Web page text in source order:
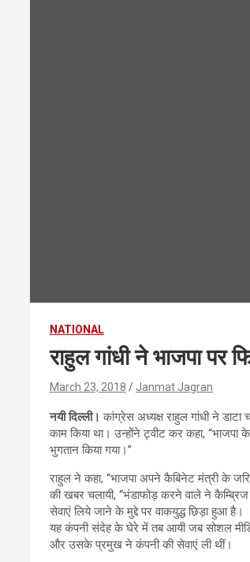
NATIONAL
राहुल गांधी ने भाजपा पर
March 23, 2018 Janmat Jagran
नयी दिल्ली। कांग्रेस अध्यक्ष राहुल गांधी ने
काम किया था। उन्होंने ट्वीट कर कहा,
भुगतान किया गया।’’
राहुल ने कहा, ‘‘भाजपा अपने कैबिनेट मंत्री के
की खबर चलायी, ‘‘भंडाफोड़ करने वाले ने
सेवाएं लिये जाने के मुद्दे पर वाकयुद्ध छिड़ा हुआ है।
यह कंपनी संदेह के घेरे में तब आयी जब सोशल
और उसके प्रमुख ने कंपनी की सेवाएं ली थीं।